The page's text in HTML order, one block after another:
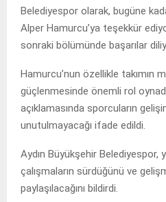
Belediyespor olarak, bugüne
Alper Hamurcu’ya teşekkür
sonraki bölümünde başarılar
Hamurcu’nun özellikle takımın
güçlenmesinde önemli rol
açıklamasında sporcuların
unutulmayacağı ifade edildi.
Aydın Büyükşehir Belediyespor,
çalışmaların sürdüğünü ve
paylaşılacağını bildirdi.